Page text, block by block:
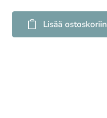
Lisää ostoskoriin